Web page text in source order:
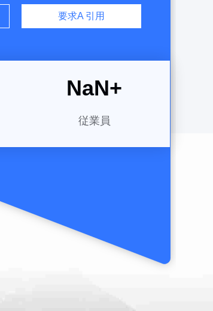
の他の分野で広く使用されており、
。現在、当社の製品（エレベーター
リオン、浦東空港など、多くの有名
ZOOMLION、SANY、Changjiang
要求A 引用
NaN+
従業員